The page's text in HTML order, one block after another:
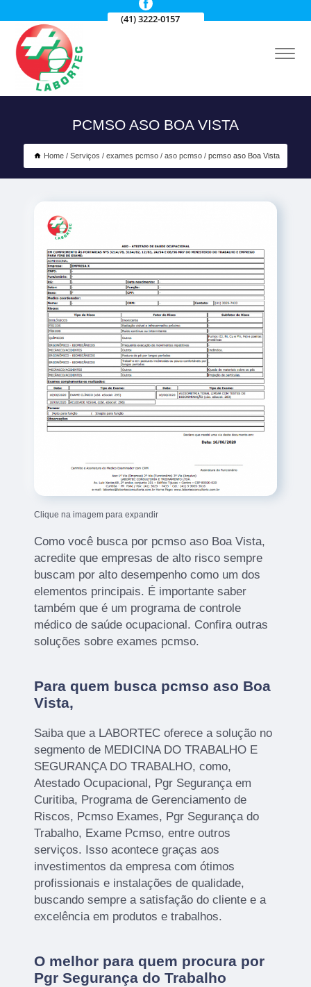
(41) 3222-0157
PCMSO ASO BOA VISTA
Home Serviços exames pcmso aso pcmso pcmso aso Boa Vista
Clique na imagem para expandir
Como você busca por pcmso aso Boa Vista,
acredite que empresas de alto risco sempre
buscam por alto desempenho como um dos
elementos principais. É importante saber
também que é um programa de controle
médico de saúde ocupacional. Confira outras
soluções sobre exames pcmso.
Para quem busca pcmso aso Boa
Vista,
Saiba que a LABORTEC oferece a solução no
segmento de MEDICINA DO TRABALHO E
SEGURANÇA DO TRABALHO, como,
Atestado Ocupacional, Pgr Segurança em
Curitiba, Programa de Gerenciamento de
Riscos, Pcmso Exames, Pgr Segurança do
Trabalho, Exame Pcmso, entre outros
serviços. Isso acontece graças aos
investimentos da empresa com ótimos
profissionais e instalações de qualidade,
buscando sempre a satisfação do cliente e a
excelência em produtos e trabalhos.
O melhor para quem procura por
Pgr Segurança do Trabalho